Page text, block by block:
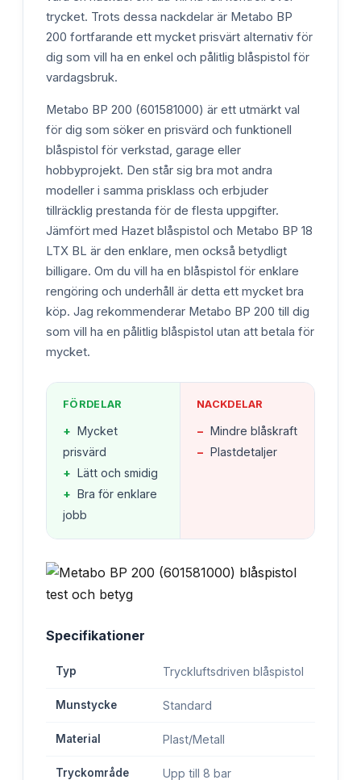
trycket. Trots dessa nackdelar är Metabo BP
200 fortfarande ett mycket prisvärt alternativ för
dig som vill ha en enkel och pålitlig blåspistol för
vardagsbruk.
Metabo BP 200 (601581000) är ett utmärkt val
för dig som söker en prisvärd och funktionell
blåspistol för verkstad, garage eller
hobbyprojekt. Den står sig bra mot andra
modeller i samma prisklass och erbjuder
tillräcklig prestanda för de flesta uppgifter.
Jämfört med Hazet blåspistol och Metabo BP 18
LTX BL är den enklare, men också betydligt
billigare. Om du vill ha en blåspistol för enklare
rengöring och underhåll är detta ett mycket bra
köp. Jag rekommenderar Metabo BP 200 till dig
som vill ha en pålitlig blåspistol utan att betala för
mycket.
FÖRDELAR
+ Mycket
prisvärd
+ Lätt och smidig
+ Bra för enklare
jobb
NACKDELAR
− Mindre blåskraft
− Plastdetaljer
Specifikationer
Typ Tryckluftsdriven blåspistol
Munstycke Standard
Material Plast/Metall
Tryckområde Upp till 8 bar